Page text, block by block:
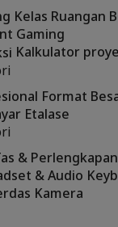
Kelas Ruangan
Gaming
Kalkulator
Format
Etalase
& Perlengkapan
& Audio
Kamera